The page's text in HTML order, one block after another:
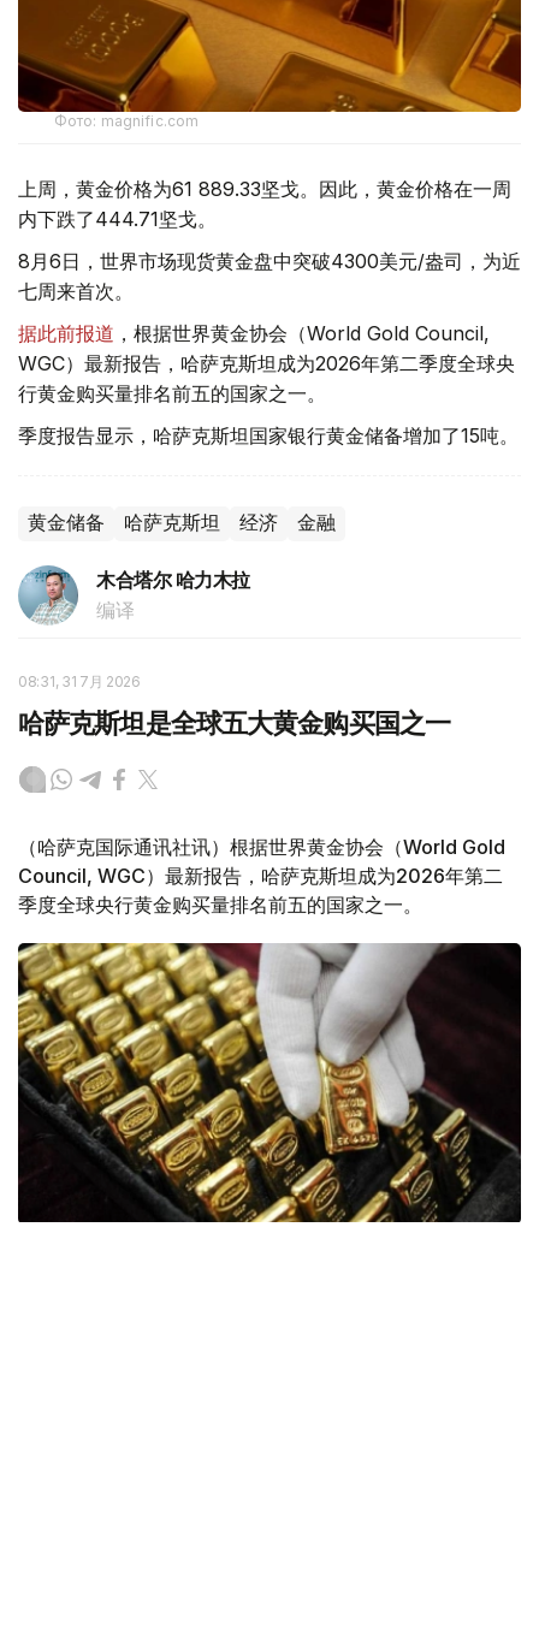
Фото: magnific.com
上周，黄金价格为61 889.33坚戈。因此，黄金价格在一周
内下跌了444.71坚戈。
8月6日，世界市场现货黄金盘中突破4300美元/盎司，为近
七周来首次。
据此前报道 ，根据世界黄金协会（World Gold Council,
WGC）最新报告，哈萨克斯坦成为2026年第二季度全球央
行黄金购买量排名前五的国家之一。
季度报告显示，哈萨克斯坦国家银行黄金储备增加了15吨。
黄金储备 哈萨克斯坦 经济 金融
木合塔尔 哈力木拉
编译
08:31, 31 7月 2026
哈萨克斯坦是全球五大黄金购买国之一
（哈萨克国际通讯社讯）根据世界黄金协会（World Gold
Council, WGC）最新报告，哈萨克斯坦成为2026年第二
季度全球央行黄金购买量排名前五的国家之一。